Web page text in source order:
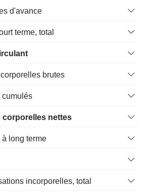
d'avance
terme, total
brutes
cumulés
corporelles nettes
à long terme
incorporelles, total